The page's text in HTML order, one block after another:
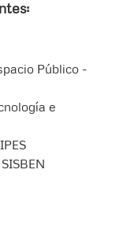
Público -
e